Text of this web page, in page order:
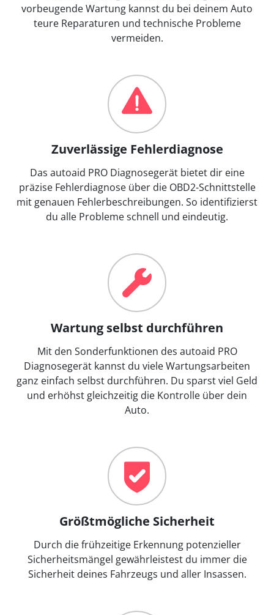
vorbeugende Wartung kannst du bei deinem Auto
teure Reparaturen und technische Probleme
vermeiden.
Zuverlässige Fehlerdiagnose
Das autoaid PRO Diagnosegerät bietet dir eine
präzise Fehlerdiagnose über die OBD2-Schnittstelle
mit genauen Fehlerbeschreibungen. So identifizierst
du alle Probleme schnell und eindeutig.
Wartung selbst durchführen
Mit den Sonderfunktionen des autoaid PRO
Diagnosegerät kannst du viele Wartungsarbeiten
ganz einfach selbst durchführen. Du sparst viel Geld
und erhöhst gleichzeitig die Kontrolle über dein
Auto.
Größtmögliche Sicherheit
Durch die frühzeitige Erkennung potenzieller
Sicherheitsmängel gewährleistest du immer die
Sicherheit deines Fahrzeugs und aller Insassen.